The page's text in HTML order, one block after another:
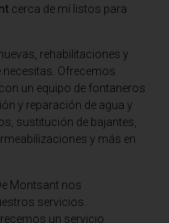
cerca de mí listos para
rehabilitaciones y
Ofrecemos
un equipo de fontaneros
y reparación de agua y
sustitución de bajantes,
y más en
Montsant nos
servicios.
un servicio